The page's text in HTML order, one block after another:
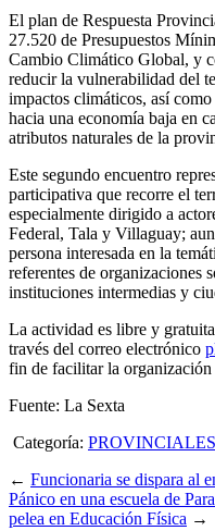
El plan de Respuesta
27.520 de Presupuestos
Cambio Climático Global, y
reducir la vulnerabilidad del
impactos climáticos, así
hacia una economía baja en
atributos naturales de la
Este segundo encuentro
participativa que recorre el
especialmente dirigido a
Federal, Tala y Villaguay;
persona interesada en la
referentes de organizaciones
instituciones intermedias y
La actividad es libre y
través del correo electrónico
fin de facilitar la organización
Fuente: La Sexta
Categoría: PROVINCIALES
← Funcionaria se dispara al
Pánico en una escuela de
pelea en Educación Física →